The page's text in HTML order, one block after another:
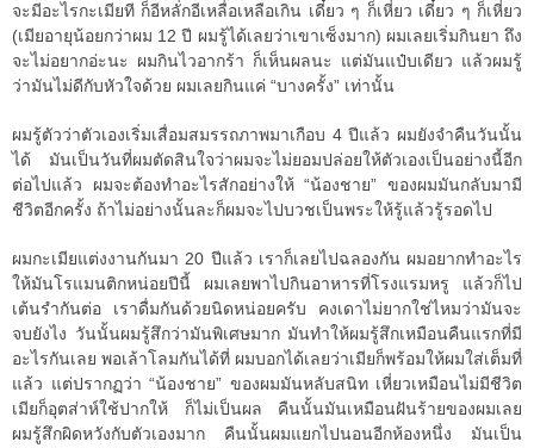
จะมีอะไรกะเมียที ก็อีหลั่กอีเหลื่อเหลือเกิน เดี๋ยว ๆ ก็เหี่ยว เดี๋ยว ๆ ก็เหี่ยว
(เมียอายุน้อยกว่าผม 12 ปี ผมรู้ได้เลยว่าเขาเซ็งมาก) ผมเลยเริ่มกินยา ถึง
จะไม่อยากอ่ะนะ ผมกินไวอากร้า ก็เห็นผลนะ แต่มันแป๋บเดียว แล้วผมรู้
ว่ามันไม่ดีกับหัวใจด้วย ผมเลยกินแค่ “บางครั้ง” เท่านั้น
ผมรู้ตัวว่าตัวเองเริ่มเสื่อมสมรรถภาพมาเกือบ 4 ปีแล้ว ผมยังจำคืนวันนั้น
ได้ มันเป็นวันที่ผมตัดสินใจว่าผมจะไม่ยอมปล่อยให้ตัวเองเป็นอย่างนี้อีก
ต่อไปแล้ว ผมจะต้องทำอะไรสักอย่างให้ “น้องชาย” ของผมมันกลับมามี
ชีวิตอีกครั้ง ถ้าไม่อย่างนั้นละก็ผมจะไปบวชเป็นพระให้รู้แล้วรู้รอดไป
ผมกะเมียแต่งงานกันมา 20 ปีแล้ว เราก็เลยไปฉลองกัน ผมอยากทำอะไร
ให้มันโรแมนติกหน่อยปีนี้ ผมเลยพาไปกินอาหารที่โรงแรมหรู แล้วก็ไป
เต้นรำกันต่อ เราดื่มกันด้วยนิดหน่อยครับ คงเดาไม่ยากใช่ไหมว่ามันจะ
จบยังไง วันนั้นผมรู้สึกว่ามันพิเศษมาก มันทำให้ผมรู้สึกเหมือนคืนแรกที่มี
อะไรกันเลย พอเล้าโลมกันได้ที่ ผมบอกได้เลยว่าเมียก็พร้อมให้ผมใส่เต็มที่
แล้ว แต่ปรากฏว่า “น้องชาย” ของผมมันหลับสนิท เหี่ยวเหมือนไม่มีชีวิต
เมียก็อุตส่าห์ใช้ปากให้ ก็ไม่เป็นผล คืนนั้นมันเหมือนฝันร้ายของผมเลย
ผมรู้สึกผิดหวังกับตัวเองมาก คืนนั้นผมแยกไปนอนอีกห้องหนึ่ง มันเป็น